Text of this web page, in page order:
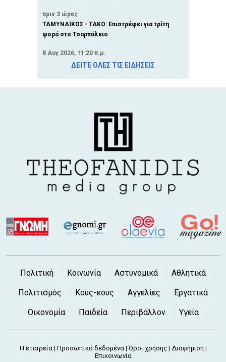
πριν 3 ώρες
ΤΑΜΥΝΑΪΚΟΣ - ΤΑΚΟ: Επιστρέφει για τρίτη
φορά στο Τσαρπάλειο
8 Αυγ 2026, 11:20 π.μ.
Παρέμβαση για το νερό στη Χαλκίδα - Οι
ΒΟΡΕΙΑ ΕΥΒΟΙΑ: Παραδοσιακοί χοροί και
μηνύματα ομογένειας στη γιορτή της
Μεταμόρφωσης στους Ωρεούς
8 Αυγ 2026, 9:45 π.μ.
ΔΡΟΣΙΑ ΧΑΛΚΙΔΑΣ: Νεκρός 76χρονος
λουόμενος στην παραλία Αλυκών
8 Αυγ 2026, 9:12 π.μ.
8 Αυγ 2026, 8:22 π.μ.
ΔΙΡΦΥΣ ΣΕ ΕΝΑ ΚΑΔΡΟ: Το Σκουντέρι καλεί
8 Αυγ 2026, 8:00 π.μ.
ΤΗΛΕΟΡΑΣΗ: Οι ταινίες της ημέρας
(ΣΑΒΒΑΤΟ 8 ΑΥΓΟΥΣΤΟΥ)
7 Αυγ 2026, 8:36 μ.μ.
7 Αυγ 2026, 8:00 μ.μ.
ΔΕΙΤΕ ΟΛΕΣ ΤΙΣ ΕΙΔΗΣΕΙΣ
Πολιτική Κοινωνία Αστυνομικά Αθλητικά
Πολιτισμός Κους-κους Αγγελίες Εργατικά
Οικονομία Παιδεία Περιβάλλον Υγεία
Η εταιρεία | Προσωπικά δεδομένα | Όροι χρήσης| Διαφήμιση |
Επικοινωνία